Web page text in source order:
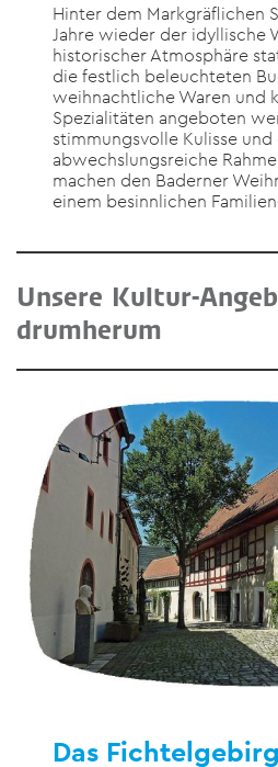
Hinter dem Markgräflichen
Jahre wieder der idyllische
historischer Atmosphäre
die festlich beleuchteten
weihnachtliche Waren und
Spezialitäten angeboten
stimmungsvolle Kulisse und
abwechslungsreiche
machen den Baderner
einem besinnlichen
Unsere Kultur-
drumherum
Das